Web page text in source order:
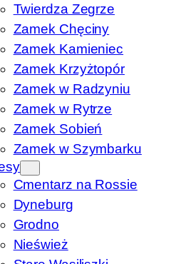
Twierdza Zegrze
Zamek Chęciny
Zamek Kamieniec
Zamek Krzyżtopór
Zamek w Radzyniu
Zamek w Rytrze
Zamek Sobień
Zamek w Szymbarku
Cmentarz na Rossie
Dyneburg
Grodno
Nieśwież